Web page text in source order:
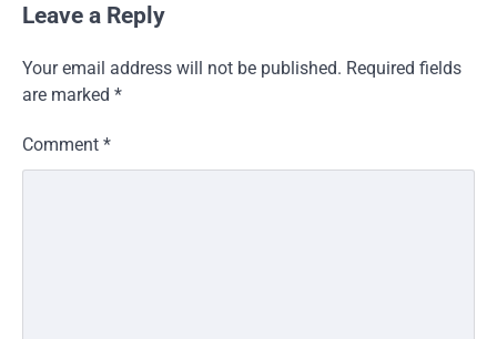
Leave a Reply
Your email address will not be published. Required fields
are marked *
Comment *